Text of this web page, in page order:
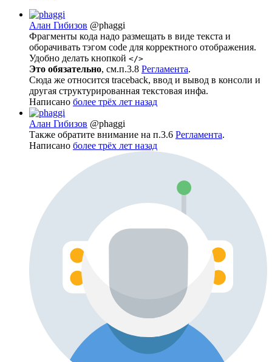
Алан Гибизов @phaggi
Фрагменты кода надо размещать в виде текста и
оборачивать тэгом code для корректного отображения.
Удобно делать кнопкой </>
Это обязательно, см.п.3.8 Регламента.
Сюда же относится traceback, ввод и вывод в консоли и
другая структурированная текстовая инфа.
Написано более трёх лет назад
Алан Гибизов @phaggi
Также обратите внимание на п.3.6 Регламента.
Написано более трёх лет назад